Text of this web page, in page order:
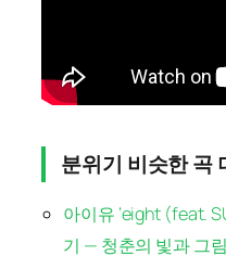
분위기 비슷한 곡
아이유 ‘eight (feat.
기 — 청춘의 빛과 그